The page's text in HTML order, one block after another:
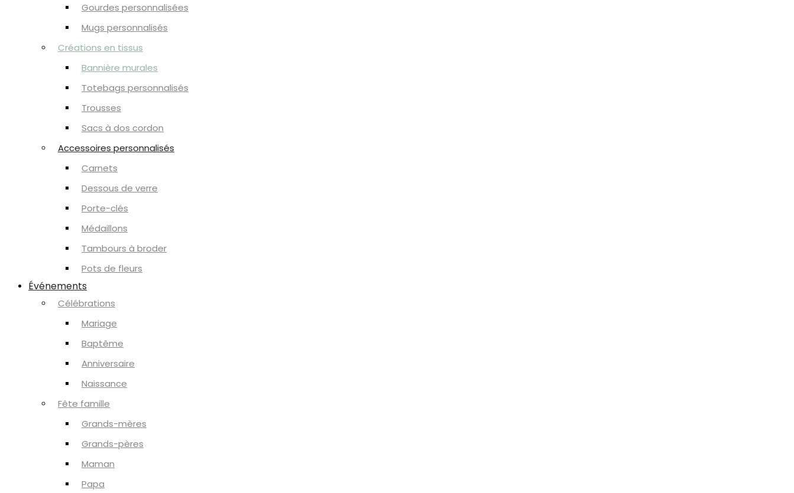
Gourdes personnalisées
Mugs personnalisés
Créations en tissus
Bannière murales
Totebags personnalisés
Trousses
Sacs à dos cordon
Accessoires personnalisés
Carnets
Dessous de verre
Porte-clés
Médaillons
Tambours à broder
Pots de fleurs
Événements
Célébrations
Mariage
Baptême
Anniversaire
Naissance
Fête famille
Grands-mères
Grands-pères
Maman
Papa